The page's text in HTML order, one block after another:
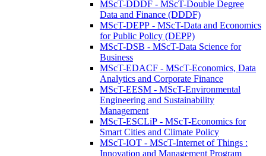
MScT-DDDF - MScT-Double Degree
Data and Finance (DDDF)
MScT-DEPP - MScT-Data and Economics
for Public Policy (DEPP)
MScT-DSB - MScT-Data Science for
Business
MScT-EDACF - MScT-Economics, Data
Analytics and Corporate Finance
MScT-EESM - MScT-Environmental
Engineering and Sustainability
Management
MScT-ESCLiP - MScT-Economics for
Smart Cities and Climate Policy
MScT-IOT - MScT-Internet of Things :
Innovation and Management Program